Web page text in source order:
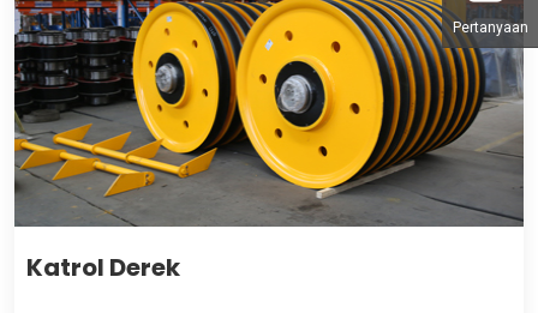
Katrol Derek
Pertanyaan